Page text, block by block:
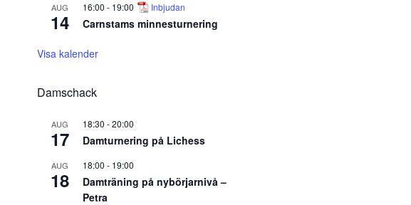
AUG
14
16:00 - 19:00 Inbjudan
Carnstams minnesturnering
Visa kalender
Damschack
AUG
17
18:30 -20:00
Damturnering på Lichess
AUG
18
18:00 - 19:00
Damträning på nybörjarnivå –
Petra